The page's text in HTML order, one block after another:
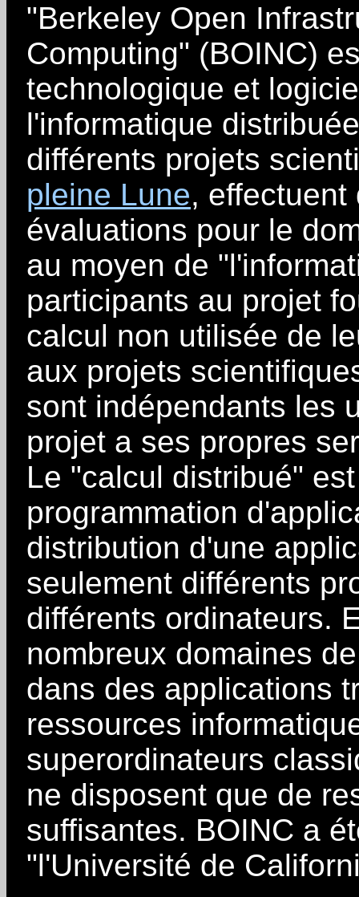
"Berkeley Open
Computing" (BOINC)
technologique et
l'informatique
différents projets
pleine Lune,
évaluations pour le
au moyen de
participants au projet
calcul non utilisée de
aux projets
sont indépendants les
projet a ses propres
Le "calcul distribué"
programmation
distribution d'une
seulement différents
différents ordinateurs.
nombreux domaines
dans des applications
ressources
superordinateurs
ne disposent que de
suffisantes. BOINC a
"l'Université de